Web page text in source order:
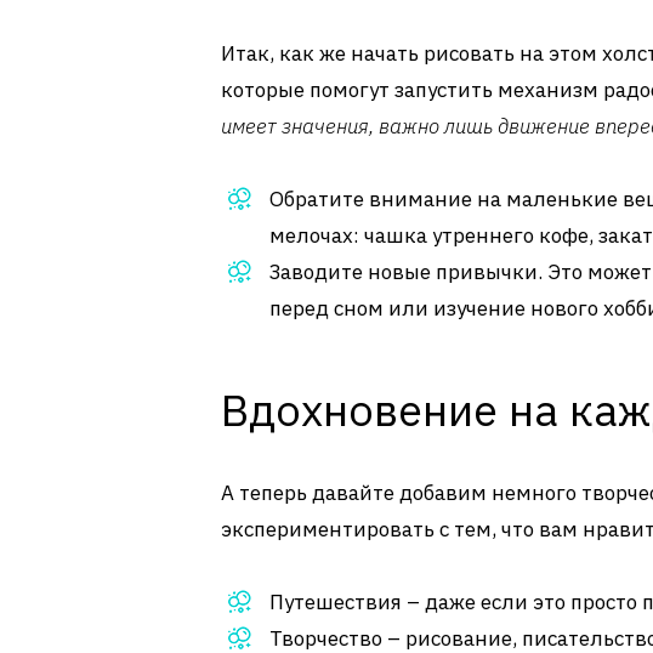
Итак, как же начать рисовать на этом
которые помогут запустить механизм
имеет значения, важно лишь движение
Обратите внимание на маленькие
мелочах: чашка утреннего кофе,
Заводите новые привычки. Это
перед сном или изучение нового
Вдохновение на
А теперь давайте добавим немного
экспериментировать с тем, что вам
Путешествия – даже если это просто
Творчество – рисование,